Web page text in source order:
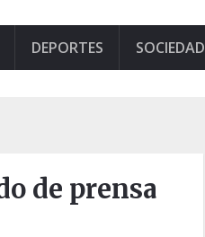
DEPORTES SOCIEDAD
de prensa